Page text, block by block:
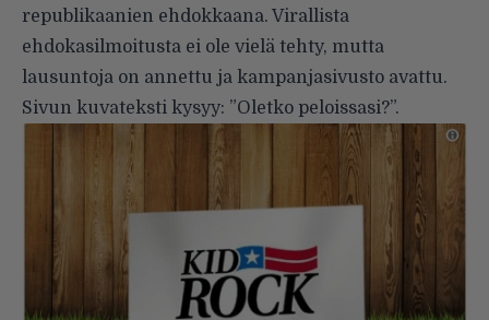
republikaanien ehdokkaana. Virallista
ehdokasilmoitusta ei ole vielä tehty, mutta
lausuntoja on annettu ja kampanjasivusto avattu.
Sivun kuvateksti kysyy: ”Oletko peloissasi?”.